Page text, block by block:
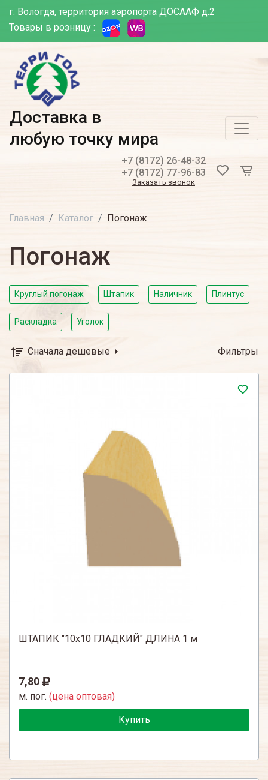
г. Вологда, территория аэропорта ДОСААФ д.2
Товары в розницу :
Доставка в
любую точку мира
+7 (8172) 26-48-32
+7 (8172) 77-96-83
Заказать звонок
Главная Каталог Погонаж
Погонаж
Круглый погонаж Штапик Наличник Плинтус
Раскладка Уголок
Сначала дешевые Фильтры
ШТАПИК "10х10 ГЛАДКИЙ" ДЛИНА 1 м
7,80
м. пог. (цена оптовая)
Купить